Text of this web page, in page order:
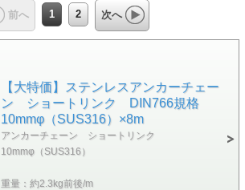
前へ 1 2 次へ
【大特価】ステンレスアンカーチェー
ン ショートリンク DIN766規格
10mmφ（SUS316）×8m
アンカーチェーン ショートリンク
10mmφ（SUS316）
重量：約2.3kg前後/m